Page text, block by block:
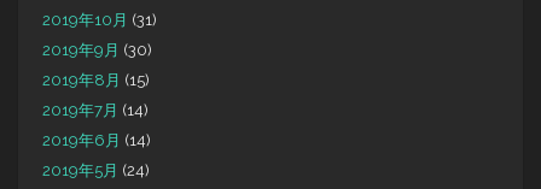
2019年10月 (31)
2019年9月 (30)
2019年8月 (15)
2019年7月 (14)
2019年6月 (14)
2019年5月 (24)